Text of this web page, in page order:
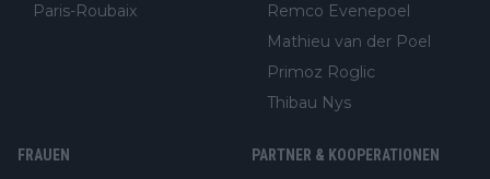
Paris-Roubaix
Remco Evenepoel
Mathieu van der Poel
Primoz Roglic
Thibau Nys
FRAUEN PARTNER & KOOPERATIONEN